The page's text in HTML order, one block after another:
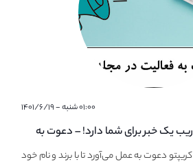
۰۱:۰۰ شنبه - ۱۴۰۱/۶/۱۹
یک خبر برای شما دارد! – دعوت به
دعوت به عمل می‌آورد تا با برند و نام خود